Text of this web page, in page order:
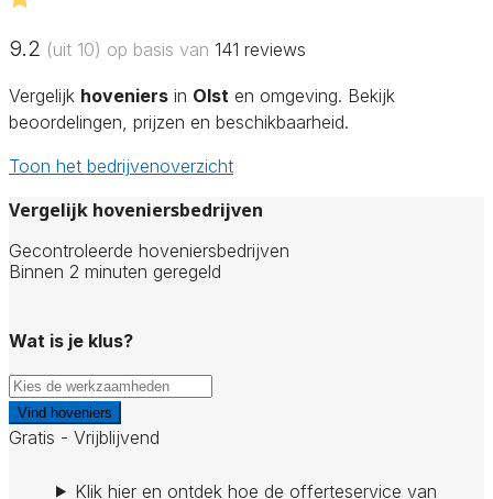
9.2 (uit 10) op basis van 141 reviews
Vergelijk hoveniers in Olst en omgeving. Bekijk
beoordelingen, prijzen en beschikbaarheid.
Toon het bedrijvenoverzicht
Vergelijk hoveniersbedrijven
Gecontroleerde hoveniersbedrijven
Binnen 2 minuten geregeld
Wat is je klus?
Vind hoveniers
Gratis - Vrijblijvend
Klik hier en ontdek hoe de offerteservice van